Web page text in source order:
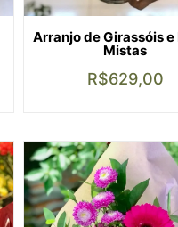
Arranjo de Girassóis e
Mistas
R$629,00